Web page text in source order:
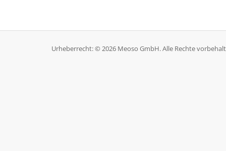
Urheberrecht: © 2026 Meoso GmbH. Alle Rechte